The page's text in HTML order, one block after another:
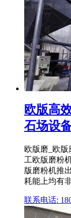
欧版高
石场设
欧版磨_欧
工欧版磨粉
版磨粉机推
耗能上均有
联系电话: